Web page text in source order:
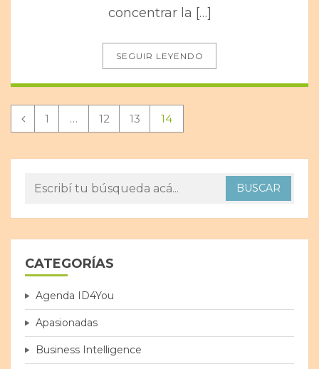
concentrar la […]
SEGUIR LEYENDO
1 … 12 13 14
CATEGORÍAS
Agenda ID4You
Apasionadas
Business Intelligence